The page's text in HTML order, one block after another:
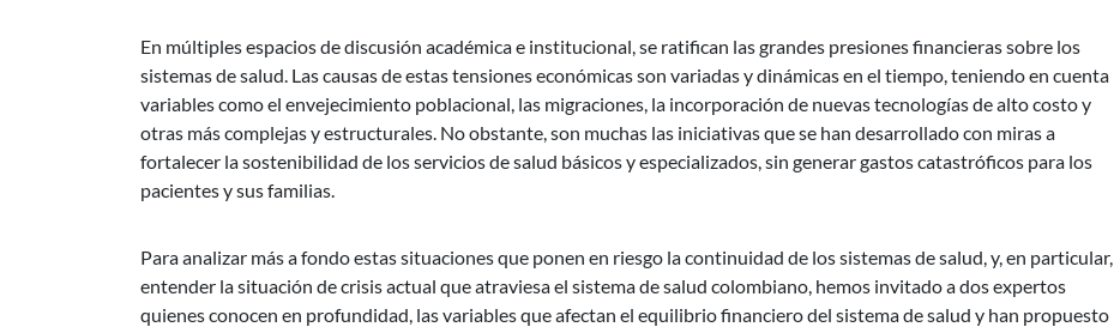
En múltiples espacios de discusión académica e institucional, se ratifican las grandes presiones financieras sobre los
sistemas de salud. Las causas de estas tensiones económicas son variadas y dinámicas en el tiempo, teniendo en cuenta
variables como el envejecimiento poblacional, las migraciones, la incorporación de nuevas tecnologías de alto costo y
otras más complejas y estructurales. No obstante, son muchas las iniciativas que se han desarrollado con miras a
fortalecer la sostenibilidad de los servicios de salud básicos y especializados, sin generar gastos catastróficos para los
pacientes y sus familias.
Para analizar más a fondo estas situaciones que ponen en riesgo la continuidad de los sistemas de salud, y, en particular,
entender la situación de crisis actual que atraviesa el sistema de salud colombiano, hemos invitado a dos expertos
quienes conocen en profundidad, las variables que afectan el equilibrio financiero del sistema de salud y han propuesto